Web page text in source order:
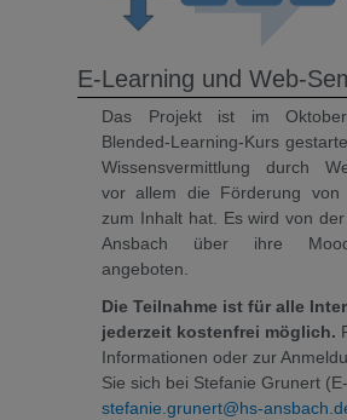
E-Learning und Web-
Das Projekt ist im
Blended-Learning-Kurs
Wissensvermittlung durch
vor allem die Förderung von
zum Inhalt hat. Es wird von
Ansbach über ihre
angeboten.
Die Teilnahme ist für alle
jederzeit kostenfrei möglich.
Informationen oder zur
Sie sich bei Stefanie Grunert
stefanie.grunert@hs-